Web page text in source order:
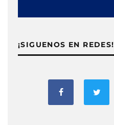
¡SIGUENOS EN REDES!